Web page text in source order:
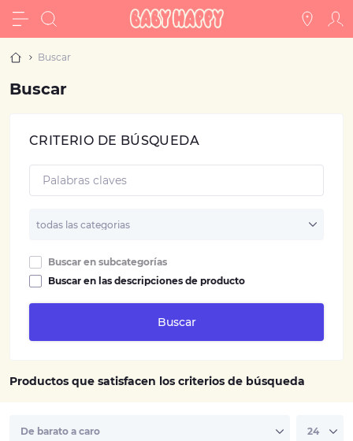
Buscar
Buscar
CRITERIO DE BÚSQUEDA
Buscar en subcategorías
Buscar en las descripciones de producto
Buscar
Productos que satisfacen los criterios de búsqueda